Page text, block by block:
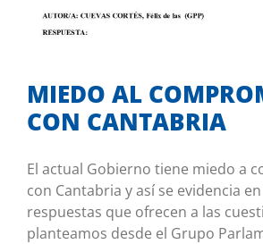
MIEDO AL
CON CANTABRIA
El actual Gobierno tiene miedo a
con Cantabria y así se evidencia
respuestas que ofrecen a las
planteamos desde el Grupo